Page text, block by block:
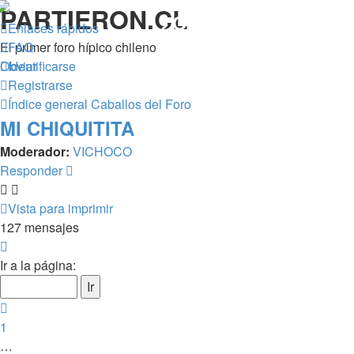
¿Qué esperas?
PARTIERON.CL
El primer foro hípico chileno
Obviar
Enlaces rápidos
FAQ
Identificarse
Registrarse
Índice general Caballos del Foro
MI CHIQUITITA
Moderador: VICHOCO
Responder
Vista para imprimir
127 mensajes
8
9
Ir a la página:
1
…